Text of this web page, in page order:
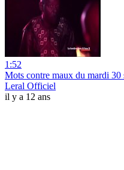
1:52
Mots contre maux du mardi
Leral Officiel
il y a 12 ans